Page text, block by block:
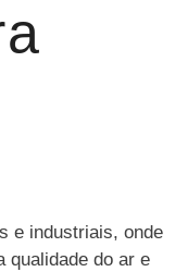
e industriais, onde
qualidade do ar e